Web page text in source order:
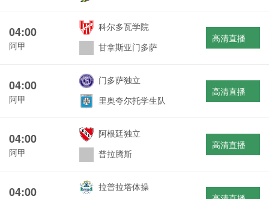
04:00
阿甲
科尔多瓦学院
甘拿斯亚门多萨
高清直播
04:00
阿甲
门多萨独立
里奥夸尔托学生队
高清直播
04:00
阿甲
阿根廷独立
普拉腾斯
高清直播
04:00
拉普拉塔体操